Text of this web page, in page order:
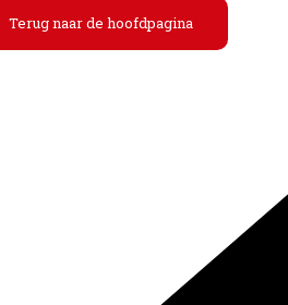
Terug naar de hoofdpagina